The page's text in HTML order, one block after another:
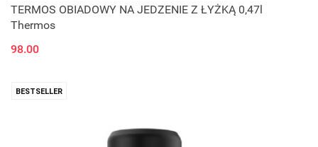
TERMOS OBIADOWY NA JEDZENIE Z ŁYŻKĄ 0,47l
Thermos
98.00
BESTSELLER